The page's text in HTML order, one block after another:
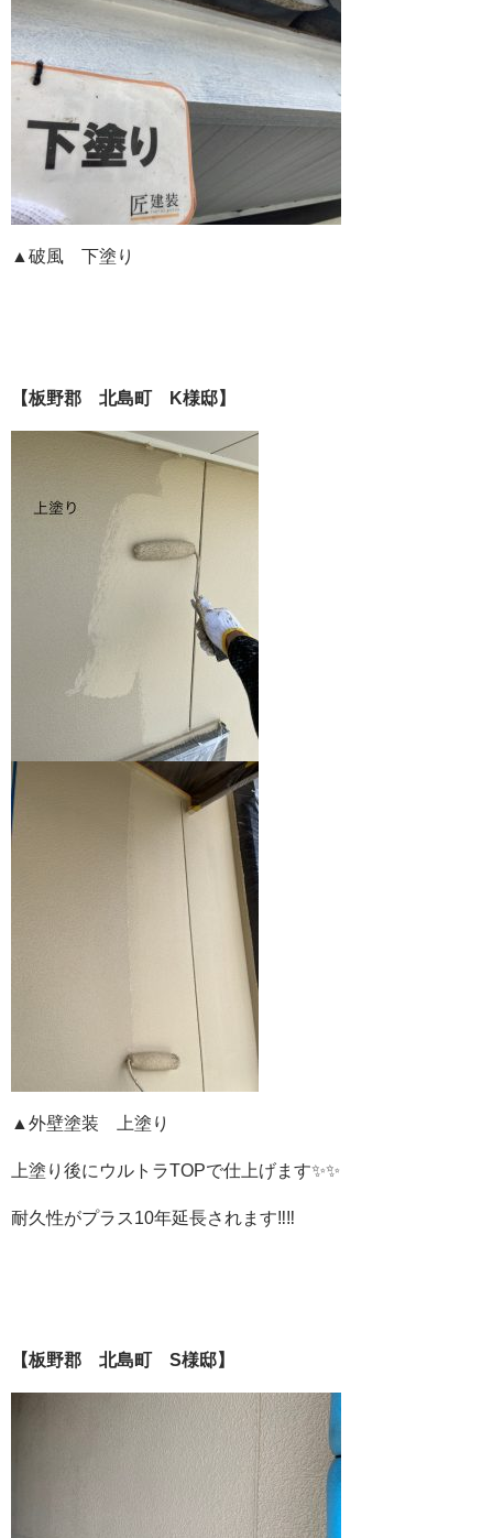
▲破風 下塗り
【板野郡 北島町 K様邸】
▲外壁塗装 上塗り
上塗り後にウルトラTOPで仕上げます✨✨
耐久性がプラス10年延長されます‼️‼️
【板野郡 北島町 S様邸】